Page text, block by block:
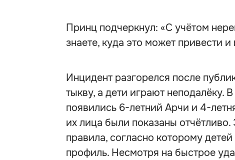
Принц подчеркнул: «С учётом
знаете, куда это может привести и
Инцидент разгорелся после
тыкву, а дети играют неподалёку.
появились 6-летний Арчи и 4-
их лица были показаны
правила, согласно которому
профиль. Несмотря на быстрое